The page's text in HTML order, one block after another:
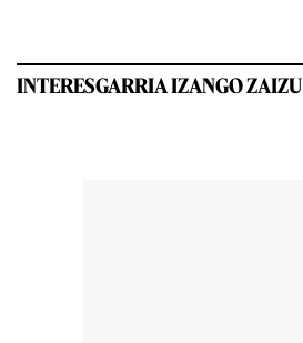
INTERESGARRIA IZANGO ZAIZU